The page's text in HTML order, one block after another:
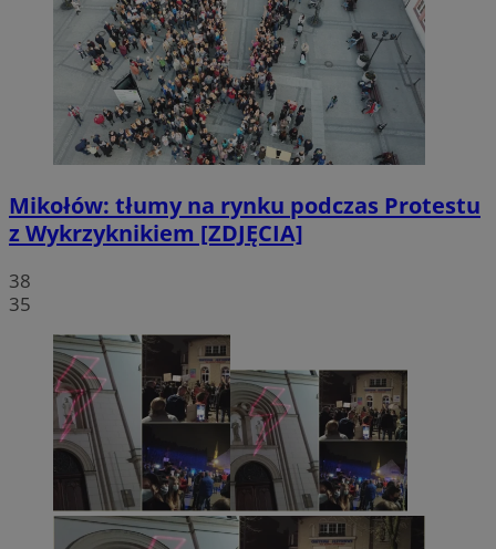
Mikołów: tłumy na rynku podczas Protestu
z Wykrzyknikiem [ZDJĘCIA]
38
35